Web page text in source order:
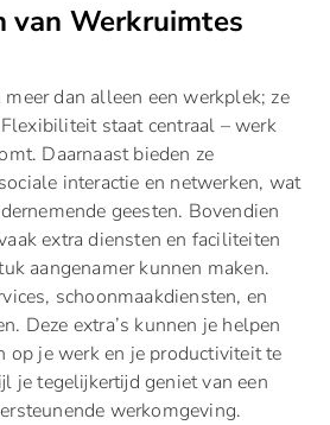
van Werkruimtes
dan alleen een werkplek; ze
staat centraal – werk
Daarnaast bieden ze
interactie en netwerken, wat
geesten. Bovendien
extra diensten en faciliteiten
aangenamer kunnen maken.
schoonmaakdiensten, en
Deze extra’s kunnen je helpen
op je werk en je productiviteit te
je tegelijkertijd geniet van een
werkomgeving.